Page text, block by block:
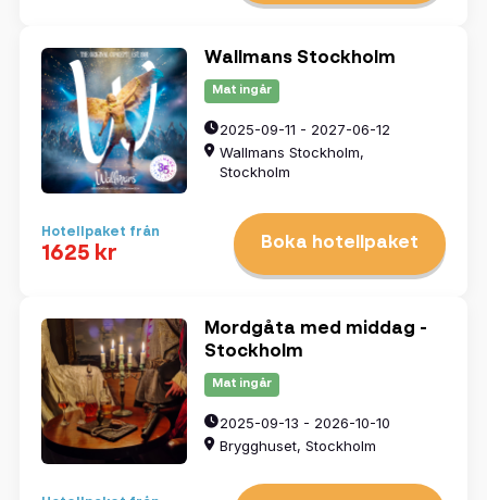
Wallmans Stockholm
Mat ingår
2025-09-11 - 2027-06-12
Wallmans Stockholm,
Stockholm
Hotellpaket från
1625 kr Boka hotellpaket
Mordgåta med middag -
Stockholm
Mat ingår
2025-09-13 - 2026-10-10
Brygghuset, Stockholm